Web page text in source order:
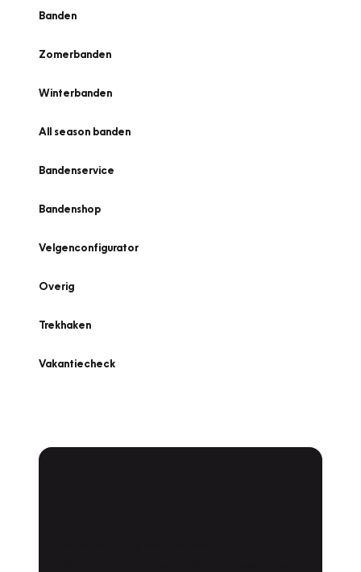
Banden
Zomerbanden
Winterbanden
All season banden
Bandenservice
Bandenshop
Velgenconfigurator
Overig
Trekhaken
Vakantiecheck